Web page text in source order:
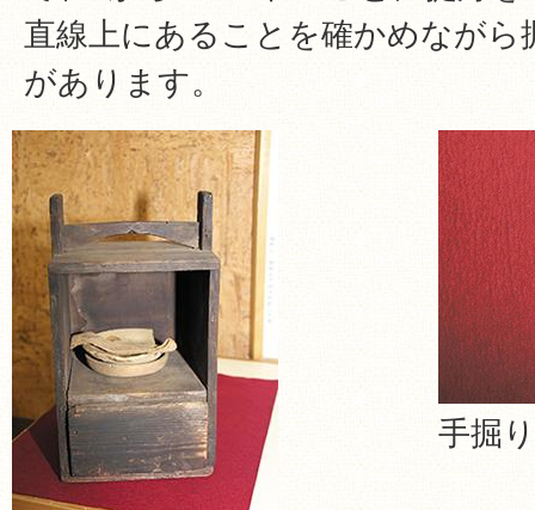
直線上にあることを確かめながら
があります。
手掘